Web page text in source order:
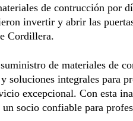
de contrucción por
invertir y abrir las
Cordillera.
de materiales de
soluciones integrales para
excepcional. Con esta
socio confiable para